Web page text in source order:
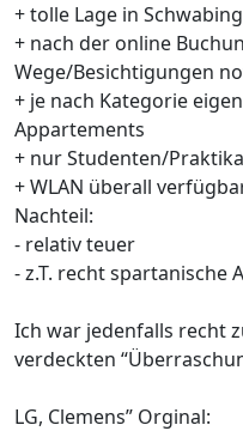
+ tolle Lage in
+ nach der online
Wege/Besichtigungen
+ je nach Kategorie
Appartements
+ nur Studenten/
+ WLAN überall
Nachteil:
- relativ teuer
- z.T. recht spartanische
Ich war jedenfalls recht
verdeckten
LG, Clemens” Orginal: